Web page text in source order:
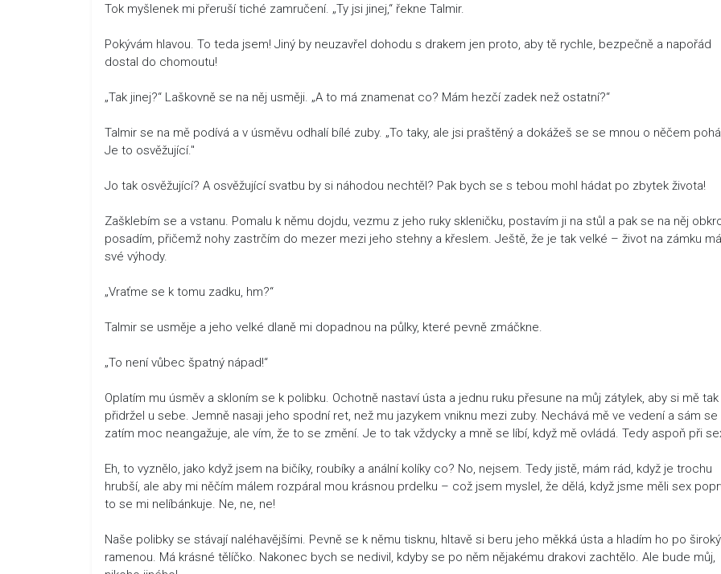
Tok myšlenek mi přeruší tiché zamručení. „Ty jsi jinej,“ řekne Talmir.
Pokývám hlavou. To teda jsem! Jiný by neuzavřel dohodu s drakem jen proto, aby tě rychle, bezpečně a napořád
dostal do chomoutu!
„Tak jinej?“ Laškovně se na něj usměji. „A to má znamenat co? Mám hezčí zadek než ostatní?“
Talmir se na mě podívá a v úsměvu odhalí bílé zuby. „To taky, ale jsi praštěný a dokážeš se se mnou o něčem
Je to osvěžující."
Jo tak osvěžující? A osvěžující svatbu by si náhodou nechtěl? Pak bych se s tebou mohl hádat po zbytek života!
Zašklebím se a vstanu. Pomalu k němu dojdu, vezmu z jeho ruky skleničku, postavím ji na stůl a pak se na něj
posadím, přičemž nohy zastrčím do mezer mezi jeho stehny a křeslem. Ještě, že je tak velké – život na zámku
své výhody.
„Vraťme se k tomu zadku, hm?“
Talmir se usměje a jeho velké dlaně mi dopadnou na půlky, které pevně zmáčkne.
„To není vůbec špatný nápad!“
Oplatím mu úsměv a skloním se k polibku. Ochotně nastaví ústa a jednu ruku přesune na můj zátylek, aby si mě tak
přidržel u sebe. Jemně nasaji jeho spodní ret, než mu jazykem vniknu mezi zuby. Nechává mě ve vedení a sám se
zatím moc neangažuje, ale vím, že to se změní. Je to tak vždycky a mně se líbí, když mě ovládá. Tedy aspoň při
Eh, to vyznělo, jako když jsem na bičíky, roubíky a anální kolíky co? No, nejsem. Tedy jistě, mám rád, když je trochu
hrubší, ale aby mi něčím málem rozpáral mou krásnou prdelku – což jsem myslel, že dělá, když jsme měli sex
to se mi nelíbánkuje. Ne, ne, ne!
Naše polibky se stávají naléhavějšími. Pevně se k němu tisknu, hltavě si beru jeho měkká ústa a hladím ho po
ramenou. Má krásné tělíčko. Nakonec bych se nedivil, kdyby se po něm nějakému drakovi zachtělo. Ale bude můj,